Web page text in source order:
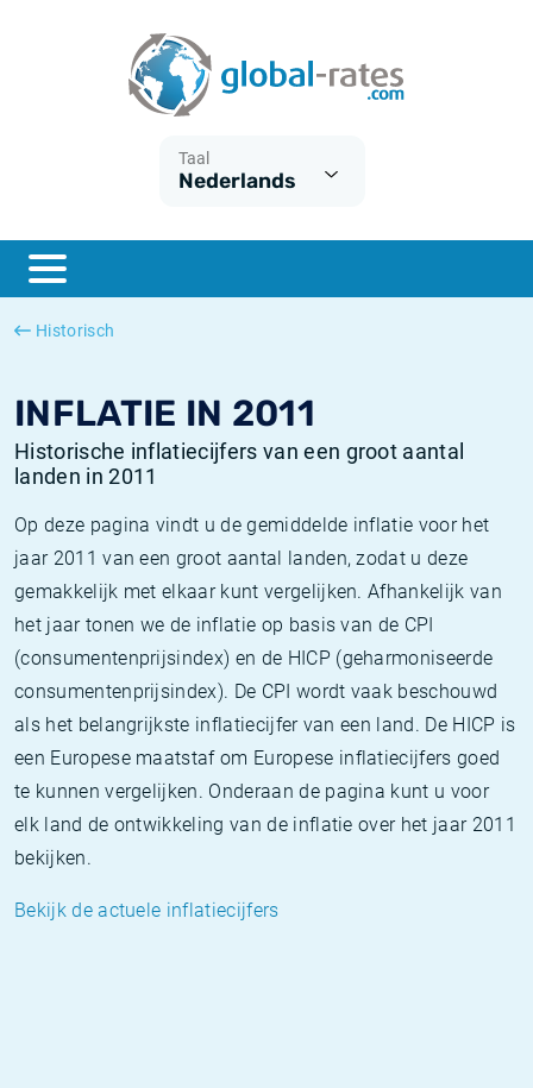
Taal
Nederlands
Historisch
INFLATIE IN 2011
Historische inflatiecijfers van een groot aantal
landen in 2011
Op deze pagina vindt u de gemiddelde inflatie voor het
jaar 2011 van een groot aantal landen, zodat u deze
gemakkelijk met elkaar kunt vergelijken. Afhankelijk van
het jaar tonen we de inflatie op basis van de CPI
(consumentenprijsindex) en de HICP (geharmoniseerde
consumentenprijsindex). De CPI wordt vaak beschouwd
als het belangrijkste inflatiecijfer van een land. De HICP is
een Europese maatstaf om Europese inflatiecijfers goed
te kunnen vergelijken. Onderaan de pagina kunt u voor
elk land de ontwikkeling van de inflatie over het jaar 2011
bekijken.
Bekijk de actuele inflatiecijfers
ESTER
SONIA
Wat is CPI inflatie?
Wat is HICP inflatie?
Nederlandse inflatie - CPI
Amerikaanse inflatie - CPI
Euribor historie
SOFR historie
TONAR historie
Inflatiecalculator